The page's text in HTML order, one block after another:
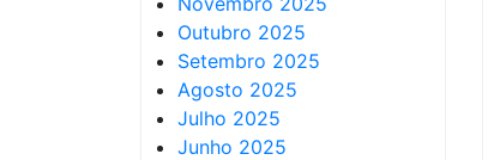
Outubro 2025
Setembro 2025
Agosto 2025
Julho 2025
Junho 2025